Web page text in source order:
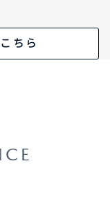
ちら